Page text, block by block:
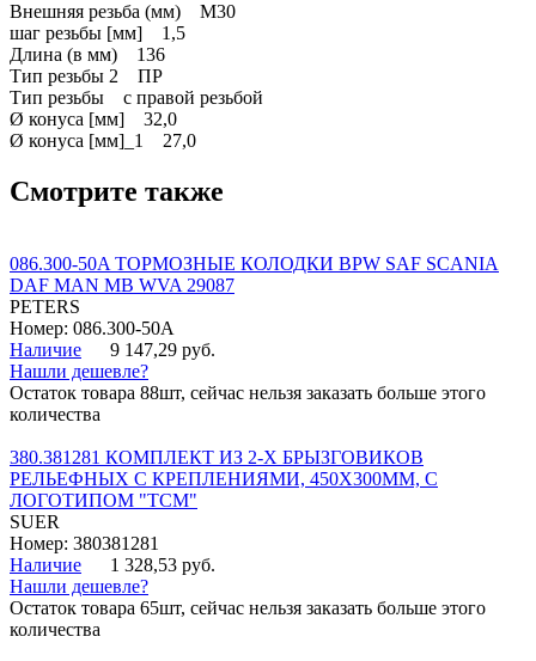
Внешняя резьба (мм) M30
шаг резьбы [мм] 1,5
Длина (в мм) 136
Тип резьбы 2 ПР
Тип резьбы с правой резьбой
Ø конуса [мм] 32,0
Ø конуса [мм]_1 27,0
Смотрите также
086.300-50A ТОРМОЗНЫЕ КОЛОДКИ BPW SAF SCANIA
DAF MAN MB WVA 29087
PETERS
Номер: 086.300-50A
Наличие
9 147,29 руб.
Нашли дешевле?
Остаток товара 88шт, сейчас нельзя заказать больше этого
количества
380.381281 КОМПЛЕКТ ИЗ 2-Х БРЫЗГОВИКОВ
РЕЛЬЕФНЫХ С КРЕПЛЕНИЯМИ, 450Х300ММ, С
ЛОГОТИПОМ "ТСМ"
SUER
Номер: 380381281
Наличие
1 328,53 руб.
Нашли дешевле?
Остаток товара 65шт, сейчас нельзя заказать больше этого
количества